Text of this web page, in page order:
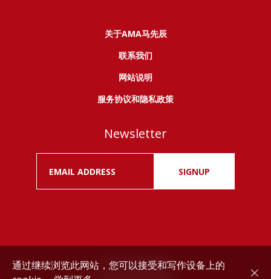
关于AMA马先辰
联系我们
网站说明
服务协议和隐私政策
Newsletter
SIGNUP
Drink responsibly.
通过继续浏览此网站，您可以接受和写作设备上的